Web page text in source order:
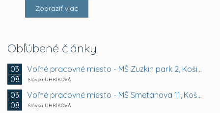
Zobraziť viac
Obľúbené články
03
08
Voľné pracovné miesto - MŠ Zuzkin park 2, Košice -...
Slávka UHRÍKOVÁ
03
08
Voľné pracovné miesto - MŠ Smetanova 11, Košice -...
Slávka UHRÍKOVÁ